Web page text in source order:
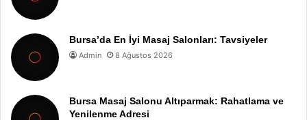
Bursa’da En İyi Masaj Salonları: Tavsiyeler
Admin 8 Ağustos 2026
Bursa Masaj Salonu Altıparmak: Rahatlama ve
Yenilenme Adresi